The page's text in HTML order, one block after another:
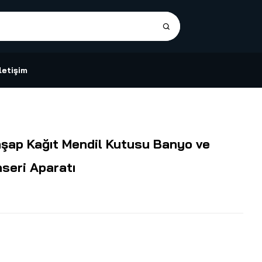
Kağıt Mendil Kutusu Banyo ve
Aparatı